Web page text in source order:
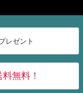
ップ
へ
レゼント
料無料！